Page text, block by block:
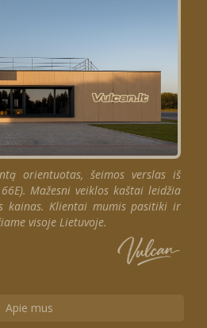
orientuotas, šeimos verslas iš
Mažesni veiklos kaštai leidžia
kainas. Klientai mumis pasitiki ir
visoje Lietuvoje.
Apie mus